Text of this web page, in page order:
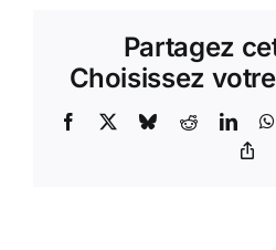
Partagez
Choisissez
Facebook BlueskyReddit